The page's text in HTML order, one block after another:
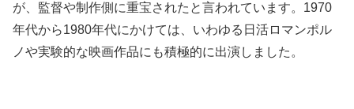
が、監督や制作側に重宝されたと言われています。1970
年代から1980年代にかけては、いわゆる日活ロマンポル
ノや実験的な映画作品にも積極的に出演しました。